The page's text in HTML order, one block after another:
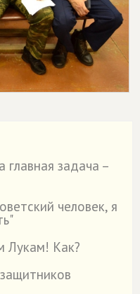
задача –
человек, я
Лукам! Как?